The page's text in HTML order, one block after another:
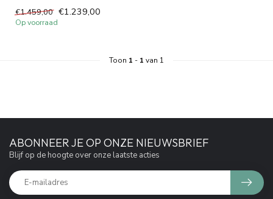
geometrisch patroon met...
€1.459,00 €1.239,00
Op voorraad
Toon 1 - 1 van 1
ABONNEER JE OP ONZE NIEUWSBRIEF
Blijf op de hoogte over onze laatste acties